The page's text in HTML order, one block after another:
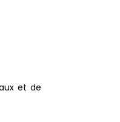
et de